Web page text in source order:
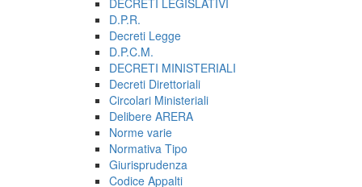
D.P.R.
Decreti Legge
D.P.C.M.
DECRETI MINISTERIALI
Decreti Direttoriali
Circolari Ministeriali
Delibere ARERA
Norme varie
Normativa Tipo
Giurisprudenza
Codice Appalti